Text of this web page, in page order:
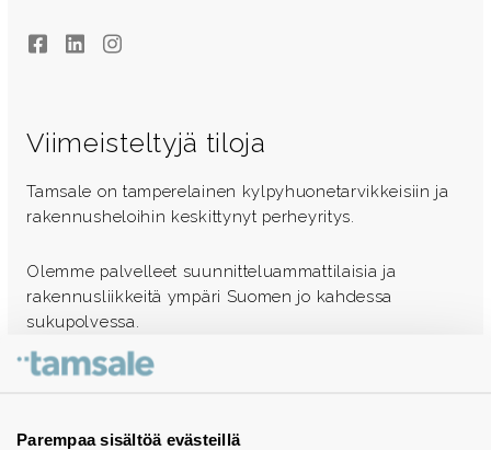
Parempaa sisältöä evästeillä
FacebookLinkedInInstagram
Viimeisteltyjä tiloja
Tamsale on tamperelainen kylpyhuonetarvikkeisiin ja
rakennusheloihin keskittynyt perheyritys.
Olemme palvelleet suunnitteluammattilaisia ja
rakennusliikkeitä ympäri Suomen jo kahdessa
sukupolvessa.
Ota yhteyttä - autamme mielellämme
Tuotekuvastot